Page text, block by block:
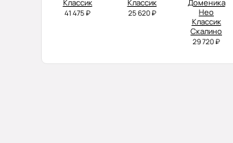
Классик
41 475 ₽
Классик
25 620 ₽
Доменика
Нео
Классик
Скалино
29 720 ₽